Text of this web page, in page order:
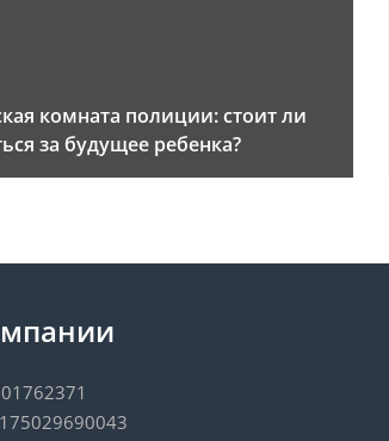
комната полиции: стоит ли
за будущее ребенка?